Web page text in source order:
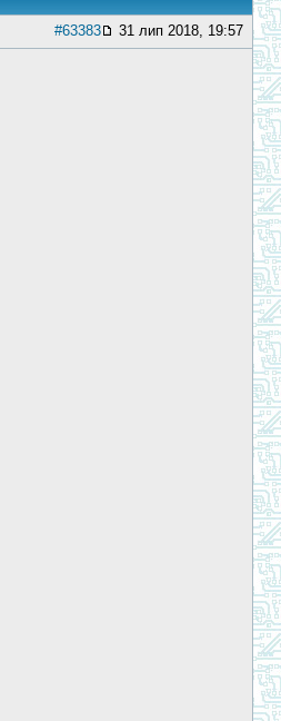
#63383 31 лип 2018, 19:57